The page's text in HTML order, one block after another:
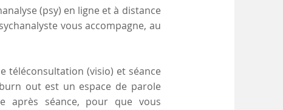
(psy) en ligne et à distance
vous accompagne, au
téléconsultation (visio) et séance
out est un espace de parole
après séance, pour que vous